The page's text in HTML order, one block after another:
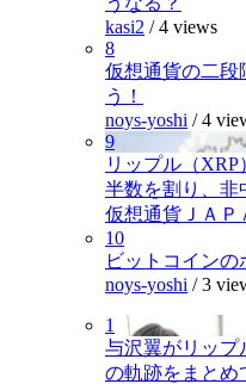
kasi2 /4 views
8
仮想通貨の二段
う！
noys-yoshi /4
9
リップル（
半数を割り、非
仮想通貨ＪＡＰ
10
ビットコインの
noys-yoshi /3
1
与沢翼がリップ
の軌跡をまとめ